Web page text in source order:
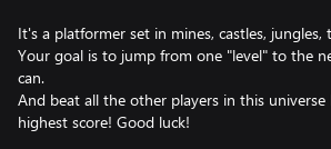
It's a platformer set in mines, castles, jungles,
Your goal is to jump from one "level" to the
can.
And beat all the other players in this
highest score! Good luck!